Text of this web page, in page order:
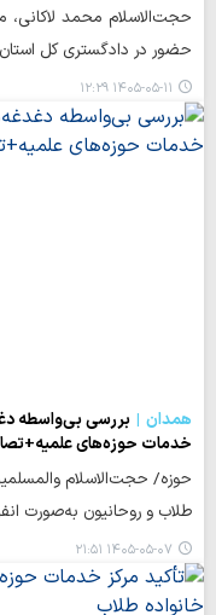
حجت‌الاسلام محمد لاکانی،
حضور در دادگستری کل
۱۴۰۵-۰۵-۱۱ ۱۲:۲۹
همدان
بررسی بی‌واسطه
خدمات حوزه‌های
حوزه/ حجت‌الاسلام
طلاب و روحانیون به‌صورت
۱۴۰۵-۰۵-۰۷ ۲۱:۵۱